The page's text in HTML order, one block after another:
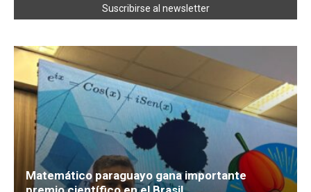
Matemático paraguayo gana importante